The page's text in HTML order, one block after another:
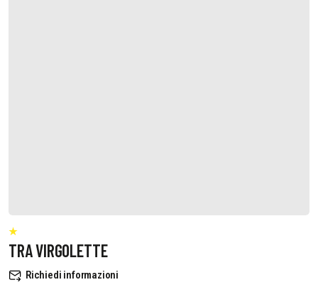
TRA VIRGOLETTE
Richiedi informazioni